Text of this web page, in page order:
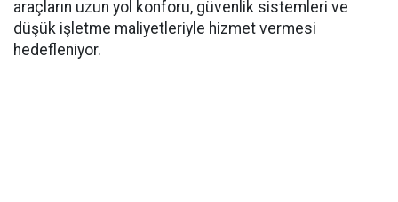
araçların uzun yol konforu, güvenlik sistemleri ve
düşük işletme maliyetleriyle hizmet vermesi
hedefleniyor.